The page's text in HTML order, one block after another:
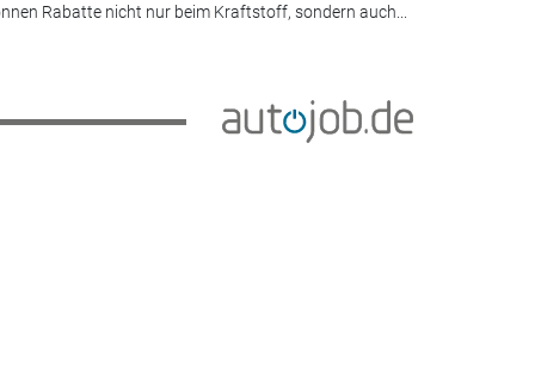
Rabatte nicht nur beim Kraftstoff, sondern auch...